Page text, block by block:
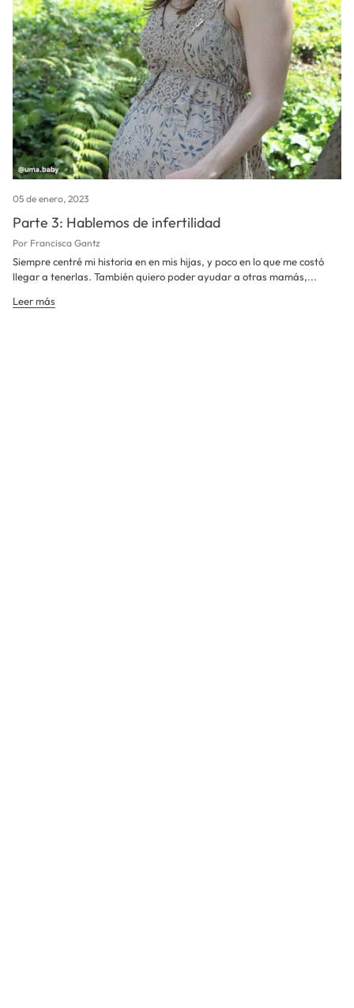
05 de enero, 2023
Parte 3: Hablemos de infertilidad
Por Francisca Gantz
Siempre centré mi historia en en mis hijas, y poco en lo que me costó
llegar a tenerlas. También quiero poder ayudar a otras mamás,...
Leer más